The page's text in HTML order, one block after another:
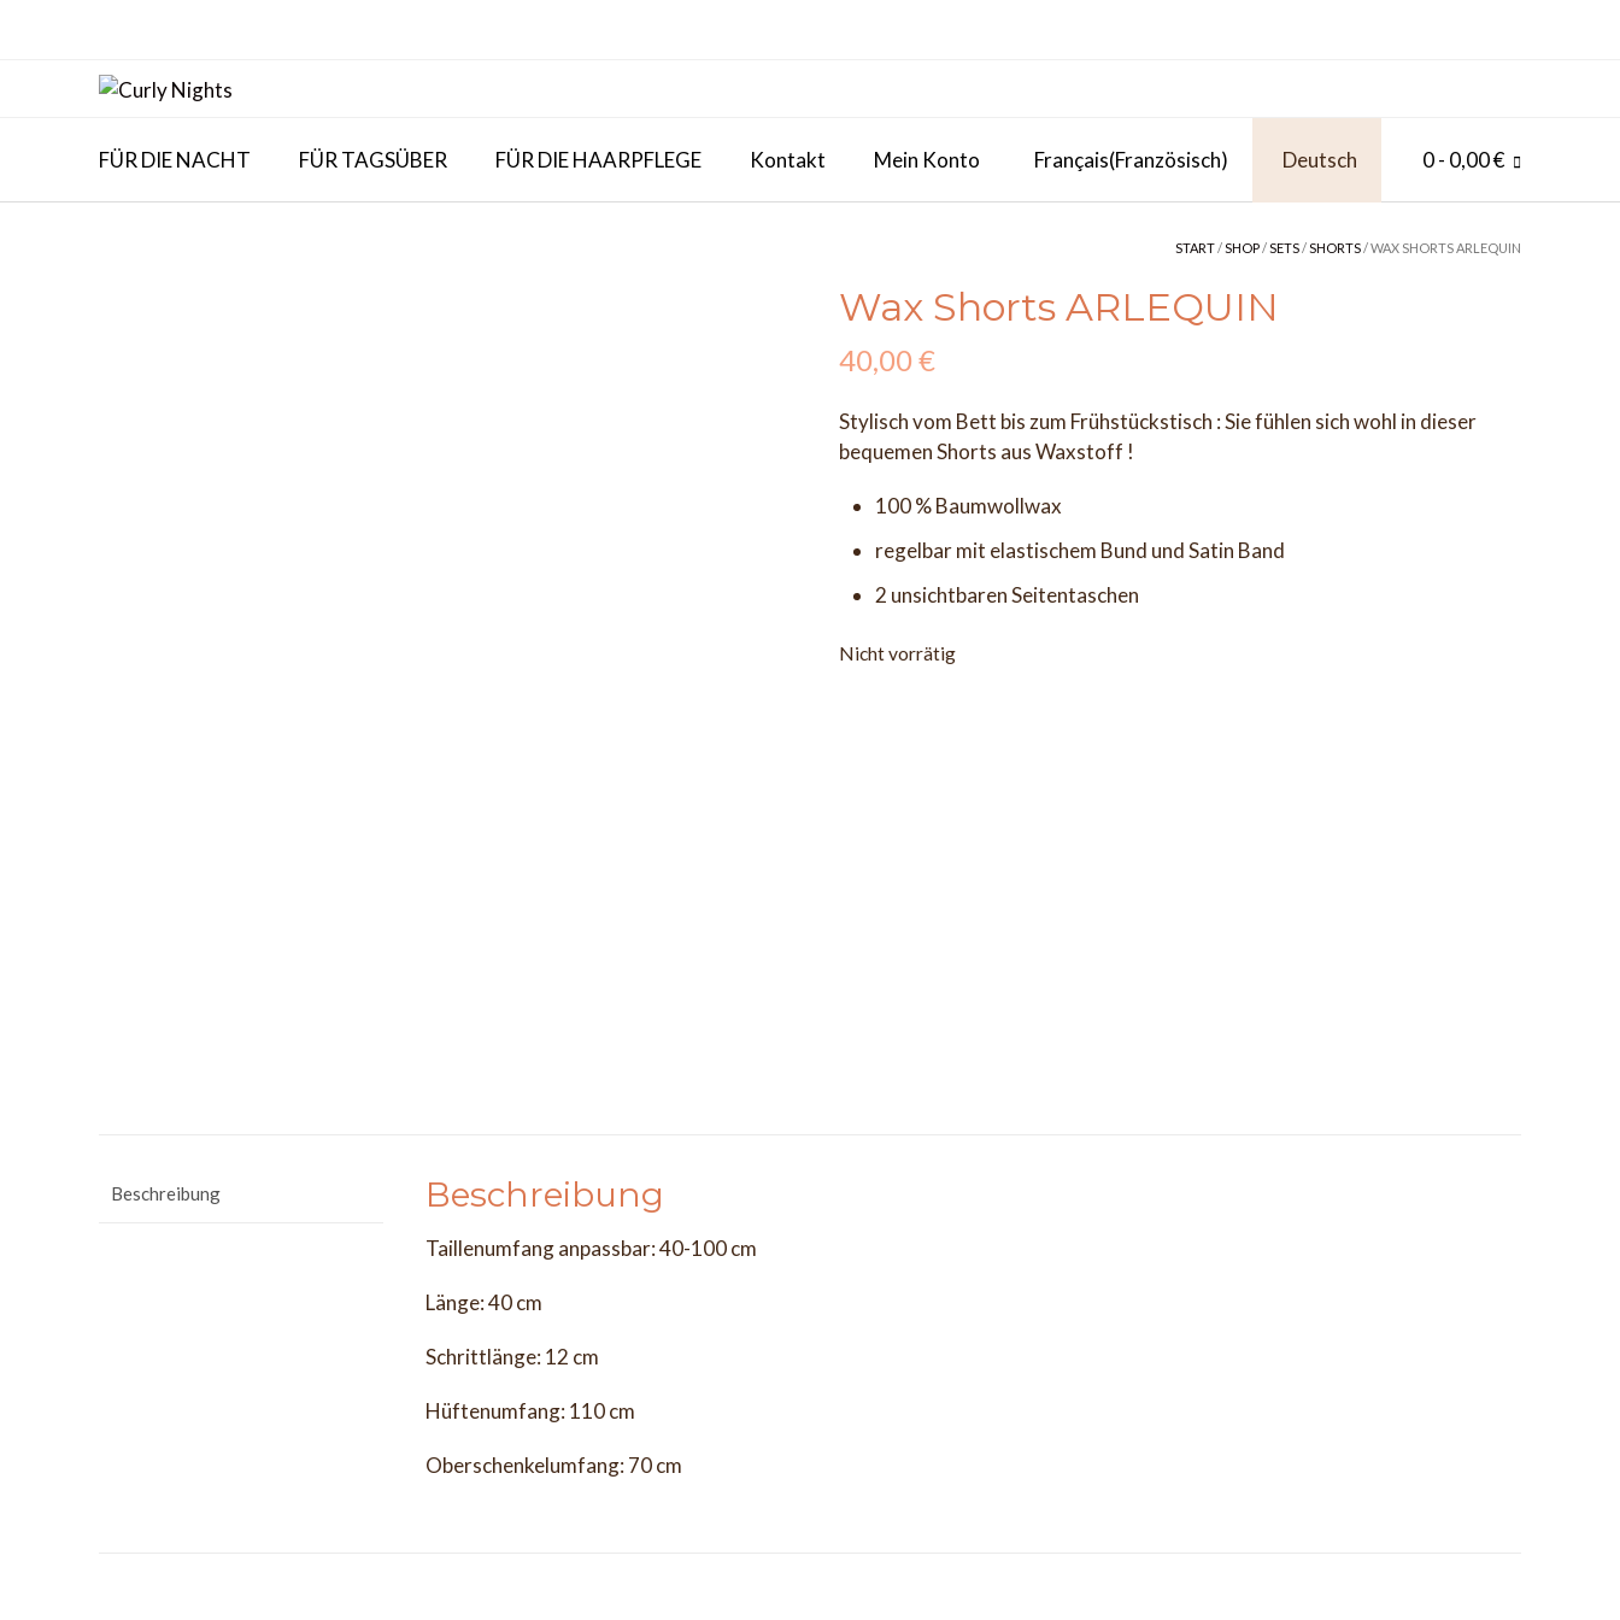
FÜR DIE NACHT FÜR TAGSÜBER FÜR DIE HAARPFLEGE Kontakt Mein Konto Français(Französisch) Deutsch 0- 0,00 €
START/SHOP/SETS/SHORTS/ WAX SHORTS ARLEQUIN
Wax Shorts ARLEQUIN
40,00€
Stylisch vom Bett bis zum Frühstückstisch : Sie fühlen sich wohl in dieser
bequemen Shorts aus Waxstoff !
100 % Baumwollwax
regelbar mit elastischem Bund und Satin Band
2 unsichtbaren Seitentaschen
Nicht vorrätig
Beschreibung Beschreibung
Taillenumfang anpassbar: 40-100 cm
Länge: 40 cm
Schrittlänge: 12 cm
Hüftenumfang: 110 cm
Oberschenkelumfang: 70 cm